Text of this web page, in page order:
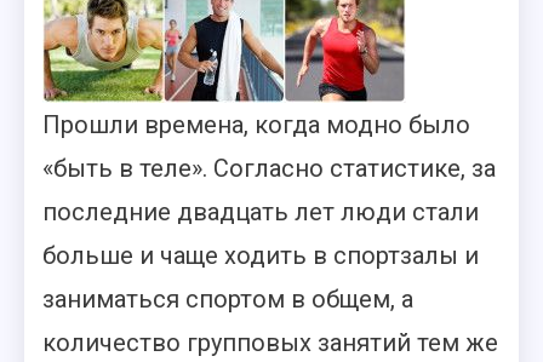
Прошли времена, когда модно было
«быть в теле». Согласно статистике, за
последние двадцать лет люди стали
больше и чаще ходить в спортзалы и
заниматься спортом в общем, а
количество групповых занятий тем же